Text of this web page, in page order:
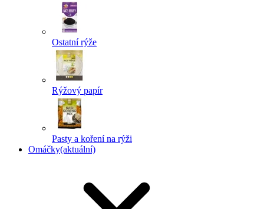
Ostatní rýže
Rýžový papír
Pasty a koření na rýži
Omáčky(aktuální)